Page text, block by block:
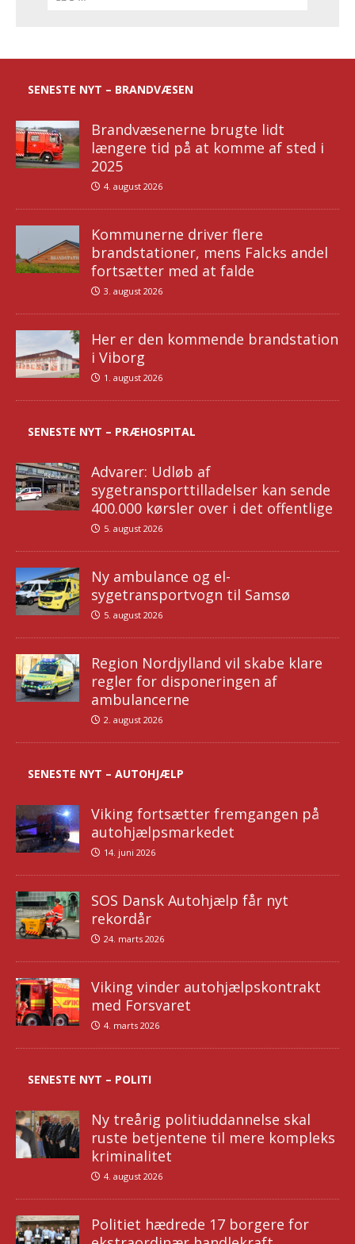
SENESTE NYT – BRANDVÆSEN
Brandvæsenerne brugte lidt
længere tid på at komme af sted i
2025
4. august 2026
Kommunerne driver flere
brandstationer, mens Falcks andel
fortsætter med at falde
3. august 2026
Her er den kommende brandstation
i Viborg
1. august 2026
SENESTE NYT – PRÆHOSPITAL
Advarer: Udløb af
sygetransporttilladelser kan sende
400.000 kørsler over i det offentlige
5. august 2026
Ny ambulance og el-
sygetransportvogn til Samsø
5. august 2026
Region Nordjylland vil skabe klare
regler for disponeringen af
ambulancerne
2. august 2026
SENESTE NYT – AUTOHJÆLP
Viking fortsætter fremgangen på
autohjælpsmarkedet
14. juni 2026
SOS Dansk Autohjælp får nyt
rekordår
24. marts 2026
Viking vinder autohjælpskontrakt
med Forsvaret
4. marts 2026
SENESTE NYT – POLITI
Ny treårig politiuddannelse skal
ruste betjentene til mere kompleks
kriminalitet
4. august 2026
Politiet hædrede 17 borgere for